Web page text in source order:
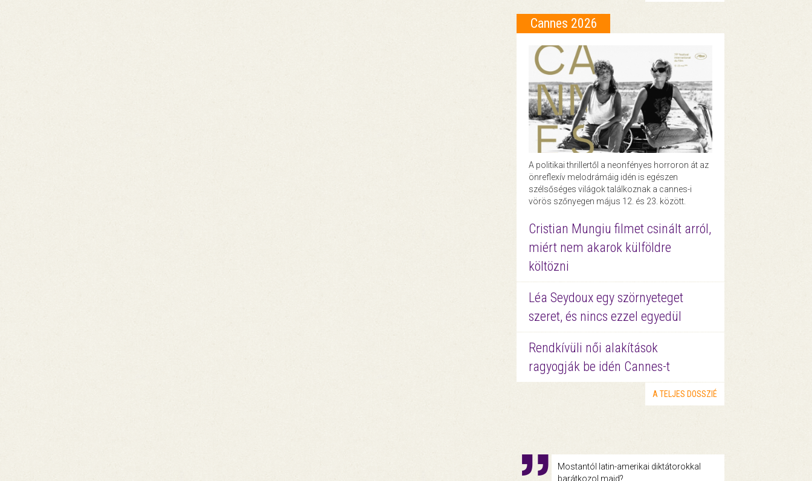
Cannes 2026
A politikai thrillertől a neonfényes horroron át az
önreflexív melodrámáig idén is egészen
szélsőséges világok találkoznak a cannes-i
vörös szőnyegen május 12. és 23. között.
Cristian Mungiu filmet csinált arról,
miért nem akarok külföldre
költözni
Léa Seydoux egy szörnyeteget
szeret, és nincs ezzel egyedül
Rendkívüli női alakítások
ragyogják be idén Cannes-t
A TELJES DOSSZIÉ
Mostantól latin-amerikai diktátorokkal
barátkozol majd?